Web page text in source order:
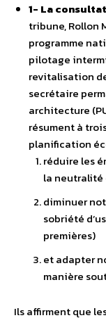
1- La
tribune, Rollon
programme
pilotage
revitalisation
secrétaire
architecture
résument à
planification
réduire les
la neutralité
diminuer
sobriété
premières)
et adapter
manière
Ils affirment que